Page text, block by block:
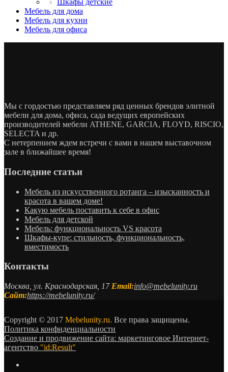
Шкафы детские
Мебель для дома
Мебель для кухни
Мебель для офиса
Мы с гордостью представляем ряд ценных брендов элитной
мебели для дома, офиса, сада ведущих европейских
производителей мебели ATHENE, GARCIA, FLOYD, RISCIO,
SELECTA и др.
С нетерпением ждем встречи с вами в нашем выставочном
зале в ближайшее время!
Последние статьи
Мебель из искусственного ротанга – изысканность и
красота в вашем доме!
Какую мебель поставить к себе в офис
Мебель для детской
Мебель: функциональность VS красота
Шкафы-купе: стильность, функциональность,
вместимость
Контакты
Москва, ул. Краснодарская, 17 Email:info@mebelunity.ru
Сайт:https://mebelunity.ru/
Copyright © 2017 Mebelunity.ru. Все права защищены.
Политика конфиденциальности
Создание и продвижение сайта: маркетинговое Интернет-
агентство "id:Result"